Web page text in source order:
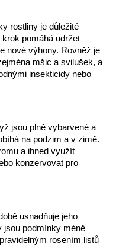
rostliny je důležité
krok pomáhá udržet
nové výhony. Rovněž je
mšic a svilušek, a
insekticidy nebo
jsou plně vybarvené a
na podzim a v zimě.
a ihned využít
konzervovat pro
usnadňuje jeho
podmínky méně
rosením listů